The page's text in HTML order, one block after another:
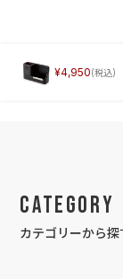
4,950
Category
カテゴリーから探